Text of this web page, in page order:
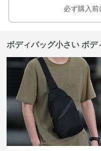
必ず購入前
ボディバッグ小さい ボデ